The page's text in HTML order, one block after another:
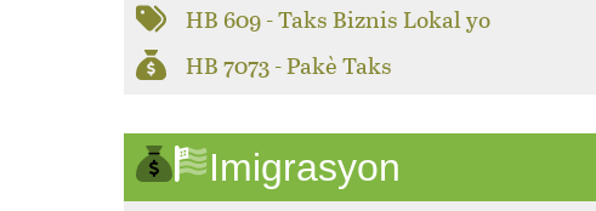
HB 609 - Taks Biznis Lokal yo
HB 7073 - Pakè Taks
Imigrasyon